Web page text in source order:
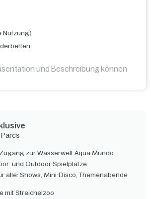
Nutzung)
und Beschreibung können
zur Wasserwelt Aqua Mundo
und Outdoor-Spielplätze
alle: Shows, Mini-Disco, Themenabende
mit Streichelzoo